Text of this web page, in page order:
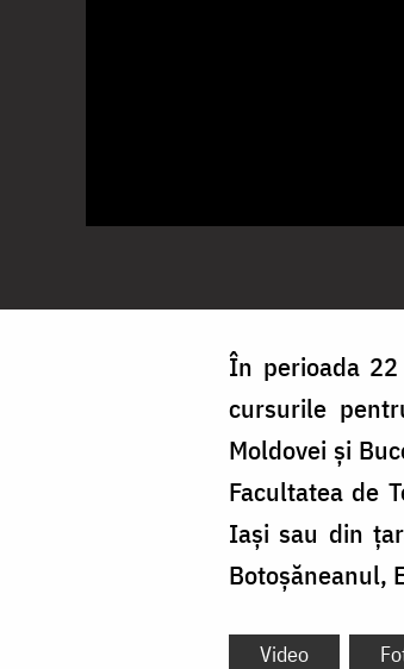
În perioada
cursurile
Moldovei și
Facultatea de
Iași sau din
Botoșăneanul,
Video